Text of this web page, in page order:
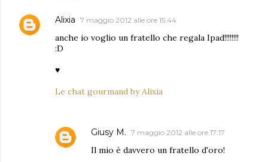
Alixia 7 maggio 2012 alle ore 15:44
anche io voglio un fratello che regala Ipad!!!!!!!!
:D
♥
Le chat gourmand by Alixia
Giusy M. 7 maggio 2012 alle ore 17:17
Il mio è davvero un fratello d'oro!